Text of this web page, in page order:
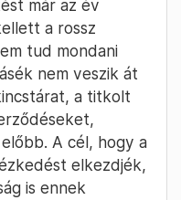
már alá
szerint, az 5
sem tartható,
mik csúsznak
emlékezni